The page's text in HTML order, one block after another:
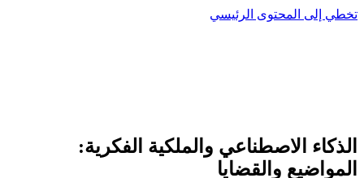
تخطي إلى المحتوى الرئيسي
الذكاء الاصطناعي والملكية الفكرية:
المواضيع والقضايا